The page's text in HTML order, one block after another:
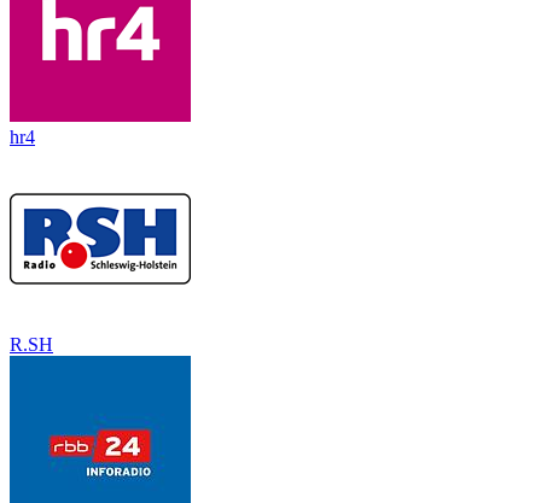
hr4
R.SH